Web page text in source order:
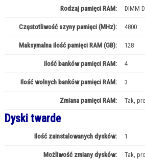
Rodzaj pamięci RAM: DIMM
Częstotliwość szyny pamięci (MHz): 4800
Maksymalna ilość pamięci RAM (GB): 128
Ilość banków pamięci RAM: 4
Ilość wolnych banków pamięci RAM: 3
Zmiana pamięci RAM: Tak,
Dyski twarde
Ilość zainstalowanych dysków: 1
Możliwość zmiany dysków: Tak,